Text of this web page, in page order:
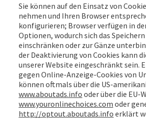
Sie können auf den Einsatz von
nehmen und Ihren Browser
konfigurieren; Browser verfügen in
Optionen, wodurch sich das
einschränken oder zur Gänze
der Deaktivierung von Cookies kann
unserer Website eingeschränkt sein.
gegen Online-Anzeige-Cookies von
können oftmals über die US-
www.aboutads.info oder über die EU-
www.youronlinechoices.com oder
http://optout.aboutads.info erklärt